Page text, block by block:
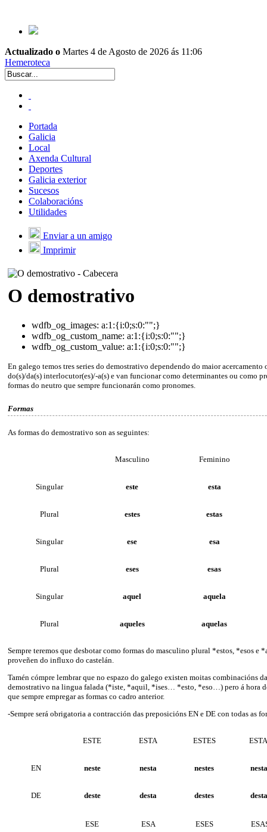
Actualizado o Martes 4 de Agosto de 2026 ás 11:06
Hemeroteca
Portada
Galicia
Local
Axenda Cultural
Deportes
Galicia exterior
Sucesos
Colaboracións
Utilidades
Enviar a un amigo
Imprimir
O demostrativo
wdfb_og_images: a:1:{i:0;s:0:"";}
wdfb_og_custom_name: a:1:{i:0;s:0:"";}
wdfb_og_custom_value: a:1:{i:0;s:0:"";}
En galego temos tres series do demostrativo dependendo do maior acercamento
do(s)/da(s) interlocutor(es)/-a(s) e van funcionar como determinantes ou como
formas do neutro que sempre funcionarán como pronomes.
Formas
As formas do demostrativo son as seguintes:
Masculino Feminino
Singular este esta
Plural estes estas
Singular ese esa
Plural eses esas
Singular aquel aquela
Plural aqueles aquelas
Sempre teremos que desbotar como formas do masculino plural *estos, *esos e
proveñen do influxo do castelán.
Tamén cómpre lembrar que no espazo do galego existen moitas combinacións
demostrativo na lingua falada (*iste, *aquil, *ises… *esto, *eso…) pero á hora
que sempre empregar as formas co cadro anterior.
-Sempre será obrigatoria a contracción das preposicións EN e DE con todas as
ESTE ESTA ESTES
EN neste nesta nestes
DE deste desta destes
ESE ESA ESES